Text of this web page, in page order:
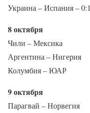
Украина – Испания – 0:1
8 октября
Чили – Мексика
Аргентина – Нигерия
Колумбия – ЮАР
9 октября
Парагвай – Норвегия